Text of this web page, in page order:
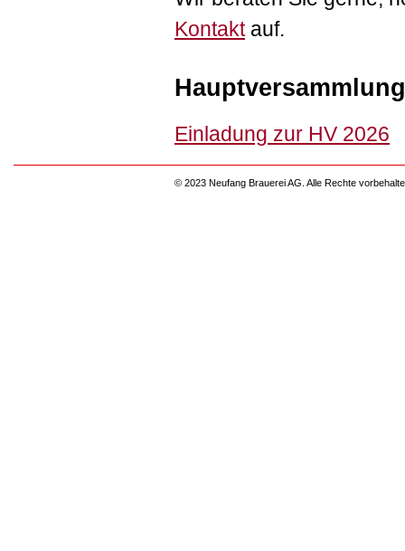
Kontaktauf.
Einladung zur HV 2026
© 2023 Neufang Brauerei AG. Alle Rechte